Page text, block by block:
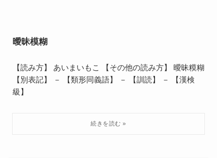
曖昧模糊
【読み方】 あいまいもこ 【その他の読み方】 曖昧糢糊
【別表記】 － 【類形同義語】 － 【訓読】 － 【漢検
級】